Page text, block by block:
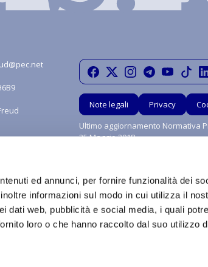
ed annunci, per fornire funzionalità dei
informazioni sul modo in cui utilizza il
dati web, pubblicità e social media, i quali
loro o che hanno raccolto dal suo utilizzo
Note legali Privacy
Ultimo aggiornamento Normativa
25 Maggio 2018
contenuti e le procedure nonché le idee di realizzo di
dei contenuti stessi mediante qualunque
Legge 633 del 22 Aprile 1941 e successive modifiche.